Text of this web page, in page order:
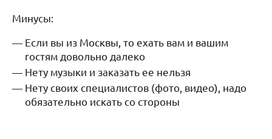
Минусы:
Если вы из Москвы, то ехать вам и вашим
гостям довольно далеко
Нету музыки и заказать ее нельзя
Нету своих специалистов (фото, видео), надо
обязательно искать со стороны